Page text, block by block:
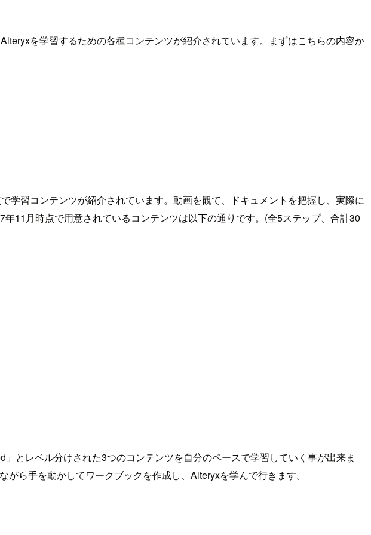
を学習するための各種コンテンツが紹介されています。まずはこちらの内容か
学習コンテンツが紹介されています。動画を観て、ドキュメントを把握し、実際に
11月時点で用意されているコンテンツは以下の通りです。(全5ステップ、合計30
とレベル分けされた3つのコンテンツを自分のペースで学習していく事が出来ま
ら手を動かしてワークブックを作成し、Alteryxを学んで行きます。